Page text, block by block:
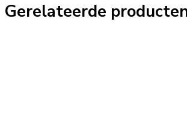
Gerelateerde